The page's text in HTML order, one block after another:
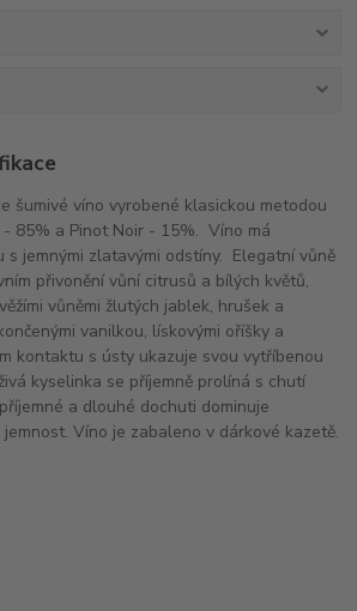
šumivé víno vyrobené klasickou metodou
85% a Pinot Noir - 15%. Víno má
s jemnými zlatavými odstíny. Elegatní vůně
přivonění vůní citrusů a bílých květů,
vůněmi žlutých jablek, hrušek a
vanilkou, lískovými oříšky a
kontaktu s ústy ukazuje svou vytříbenou
kyselinka se příjemně prolíná s chutí
a dlouhé dochuti dominuje
Víno je zabaleno v dárkové kazetě.